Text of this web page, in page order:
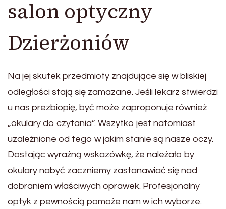
salon optyczny
Dzierżoniów
Na jej skutek przedmioty znajdujące się w bliskiej
odległości stają się zamazane. Jeśli lekarz stwierdzi
u nas prezbiopię, być może zaproponuje również
„okulary do czytania”. Wszytko jest natomiast
uzależnione od tego w jakim stanie są nasze oczy.
Dostając wyraźną wskazówkę, że należało by
okulary nabyć zaczniemy zastanawiać się nad
dobraniem właściwych oprawek. Profesjonalny
optyk z pewnością pomoże nam w ich wyborze.